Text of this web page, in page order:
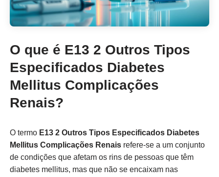
O que é E13 2 Outros Tipos
Especificados Diabetes
Mellitus Complicações
Renais?
O termo E13 2 Outros Tipos Especificados Diabetes
Mellitus Complicações Renais refere-se a um conjunto
de condições que afetam os rins de pessoas que têm
diabetes mellitus, mas que não se encaixam nas